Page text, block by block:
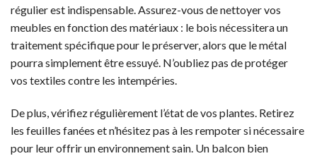
régulier est indispensable. Assurez-vous de nettoyer vos
meubles en fonction des matériaux : le bois nécessitera un
traitement spécifique pour le préserver, alors que le métal
pourra simplement être essuyé. N’oubliez pas de protéger
vos textiles contre les intempéries.
De plus, vérifiez régulièrement l’état de vos plantes. Retirez
les feuilles fanées et n’hésitez pas à les rempoter si nécessaire
pour leur offrir un environnement sain. Un balcon bien